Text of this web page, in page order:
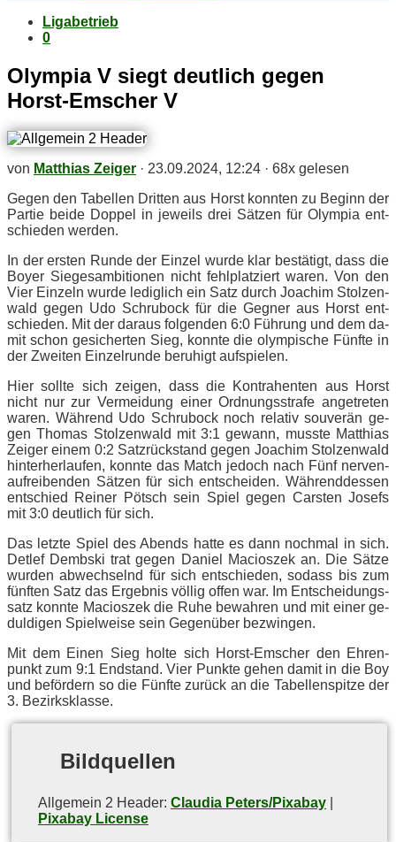
Ligabetrieb
0
Olym­pia V siegt deut­lich ge­gen
Horst-Em­scher V
von Matthias Zeiger · 23.09.2024, 12:24 · 68x gelesen
Ge­gen den Ta­bel­len Drit­ten aus Horst konn­ten zu Be­ginn der
Par­tie bei­de Dop­pel in je­weils drei Sät­zen für Olym­pia ent­
schie­den werden.
In der ers­ten Run­de der Ein­zel wur­de klar be­stä­tigt, dass die
Boy­er Sie­ges­am­bi­tio­nen nicht fehl­plat­ziert wa­ren. Von den
Vier Ein­zeln wur­de le­dig­lich ein Satz durch Joa­chim Stol­zen­
wald ge­gen Udo Schru­bock für die Geg­ner aus Horst ent­
schie­den. Mit der dar­aus fol­gen­den 6:0 Füh­rung und dem da­
mit schon ge­si­cher­ten Sieg, konn­te die olym­pi­sche Fünf­te in
der Zwei­ten Ein­zel­run­de be­ru­higt aufspielen.
Hier soll­te sich zei­gen, dass die Kon­tra­hen­ten aus Horst
nicht nur zur Ver­mei­dung ei­ner Ord­nungs­stra­fe an­ge­tre­ten
wa­ren. Wäh­rend Udo Schru­bock noch re­la­tiv sou­ve­rän ge­
gen Tho­mas Stol­zen­wald mit 3:1 ge­wann, muss­te Mat­thi­as
Zei­ger ei­nem 0:2 Satz­rück­stand ge­gen Joa­chim Stol­zen­wald
hin­ter­her­lau­fen, konn­te das Match je­doch nach Fünf ner­ven­
auf­rei­ben­den Sät­zen für sich ent­schei­den. Wäh­rend­des­sen
ent­schied Rei­ner Pötsch sein Spiel ge­gen Cars­ten Jo­sefs
mit 3:0 deut­lich für sich.
Das letz­te Spiel des Abends hat­te es dann noch­mal in sich.
Det­lef Demb­ski trat ge­gen Da­ni­el Macio­szek an. Die Sät­ze
wur­den ab­wech­selnd für sich ent­schie­den, so­dass bis zum
fünf­ten Satz das Er­geb­nis völ­lig of­fen war. Im Ent­schei­dungs­
satz konn­te Macio­szek die Ruhe be­wah­ren und mit ei­ner ge­
dul­di­gen Spiel­wei­se sein Ge­gen­über bezwingen.
Mit dem Ei­nen Sieg hol­te sich Horst-Em­scher den Eh­ren­
punkt zum 9:1 End­stand. Vier Punk­te ge­hen da­mit in die Boy
und be­för­dern so die Fünf­te zu­rück an die Ta­bel­len­spit­ze der
3. Bezirksklasse.
Bild­quel­len
All­ge­mein 2 Hea­der: Claudia Peters/Pixabay
Pixabay License